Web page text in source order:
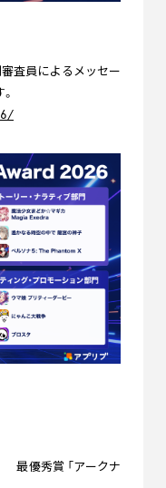
査員によるメッセー
最優秀賞 「アークナ